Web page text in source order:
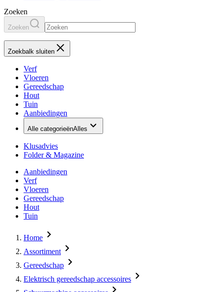
Zoeken
Zoeken
Zoekbalk sluiten
Verf
Vloeren
Gereedschap
Hout
Tuin
Aanbiedingen
Alle categorieënAlles
Klusadvies
Folder & Magazine
Aanbiedingen
Verf
Vloeren
Gereedschap
Hout
Tuin
Home
Assortiment
Gereedschap
Elektrisch gereedschap accessoires